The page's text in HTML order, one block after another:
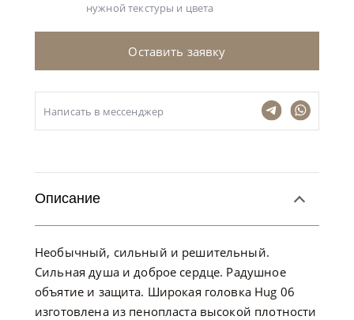
нужной текстуры и цвета
Оставить заявку
Написать в мессенджер
Описание
Необычный, сильный и решительный.
Сильная душа и доброе сердце. Радушное
объятие и защита. Широкая головка Hug 06
изготовлена из пенопласта высокой плотности